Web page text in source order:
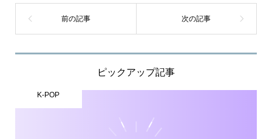
ピックアップ記事
K-POP